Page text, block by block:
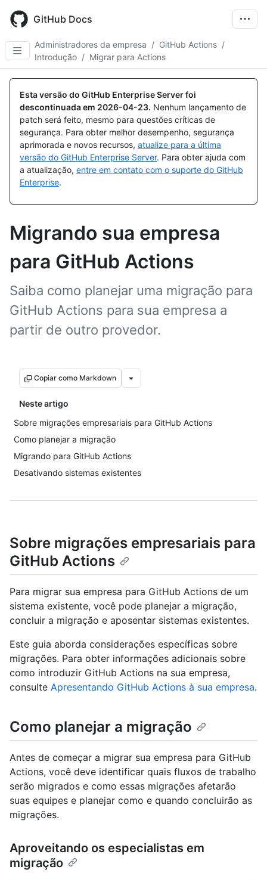
main
content
GitHub Docs
Administradores da empresa / GitHub Actions /
Introdução / Migrar para Actions
Esta versão do GitHub Enterprise Server foi
descontinuada em 2026-04-23. Nenhum lançamento de
patch será feito, mesmo para questões críticas de
segurança. Para obter melhor desempenho, segurança
aprimorada e novos recursos, atualize para a última
versão do GitHub Enterprise Server. Para obter ajuda com
a atualização, entre em contato com o suporte do GitHub
Enterprise.
Migrando sua empresa
para GitHub Actions
Saiba como planejar uma migração para
GitHub Actions para sua empresa a
partir de outro provedor.
Copiar como Markdown
Neste artigo
Sobre migrações empresariais para GitHub Actions
Como planejar a migração
Migrando para GitHub Actions
Desativando sistemas existentes
Sobre migrações empresariais para
GitHub Actions
Para migrar sua empresa para GitHub Actions de um
sistema existente, você pode planejar a migração,
concluir a migração e aposentar sistemas existentes.
Este guia aborda considerações específicas sobre
migrações. Para obter informações adicionais sobre
como introduzir GitHub Actions na sua empresa,
consulte Apresentando GitHub Actions à sua empresa.
Como planejar a migração
Antes de começar a migrar sua empresa para GitHub
Actions, você deve identificar quais fluxos de trabalho
serão migrados e como essas migrações afetarão
suas equipes e planejar como e quando concluirão as
migrações.
Aproveitando os especialistas em
migração